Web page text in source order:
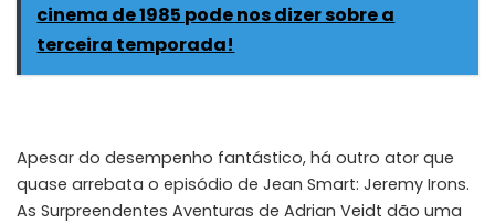
cinema de 1985 pode nos dizer sobre a
terceira temporada!
Apesar do desempenho fantástico, há outro ator que
quase arrebata o episódio de Jean Smart: Jeremy Irons.
As Surpreendentes Aventuras de Adrian Veidt dão uma